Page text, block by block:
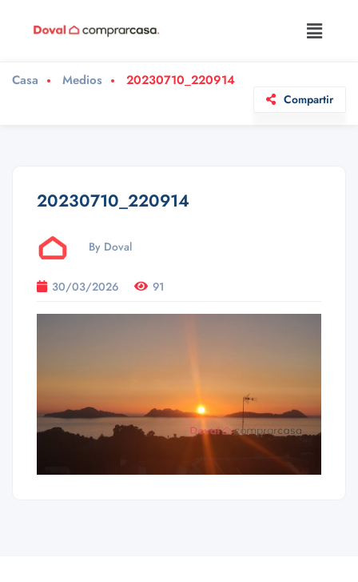
Casa Medios 20230710_220914
Compartir
20230710_220914
By Doval
30/03/2026 91